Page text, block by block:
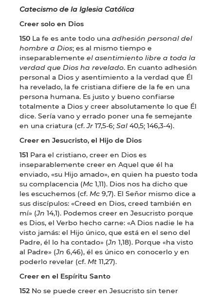
Catecismo de la Iglesia Católica
Creer solo en Dios
150 La fe es ante todo una adhesión personal del
hombre a Dios; es al mismo tiempo e
inseparablemente el asentimiento libre a toda la
verdad que Dios ha revelado. En cuanto adhesión
personal a Dios y asentimiento a la verdad que Él
ha revelado, la fe cristiana difiere de la fe en una
persona humana. Es justo y bueno confiarse
totalmente a Dios y creer absolutamente lo que Él
dice. Sería vano y errado poner una fe semejante
en una criatura (cf.Jr 17,5-6; Sal 40,5; 146,3-4).
Creer en Jesucristo, el Hijo de Dios
151 Para el cristiano, creer en Dios es
inseparablemente creer en Aquel que él ha
enviado, «su Hijo amado», en quien ha puesto toda
su complacencia (Mc 1,11). Dios nos ha dicho que
les escuchemos (cf. Mc 9,7). El Señor mismo dice a
sus discípulos: «Creed en Dios, creed también en
mí» (Jn 14,1). Podemos creer en Jesucristo porque
es Dios, el Verbo hecho carne: «A Dios nadie le ha
visto jamás: el Hijo único, que está en el seno del
Padre, él lo ha contado» (Jn 1,18). Porque «ha visto
al Padre» (Jn 6,46), él es único en conocerlo y en
poderlo revelar (cf. Mt 11,27).
Creer en el Espíritu Santo
152 No se puede creer en Jesucristo sin tener